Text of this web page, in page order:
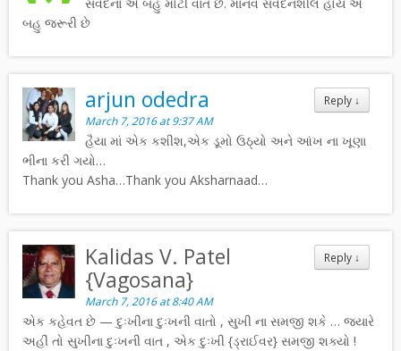
બહુ જરૂરી છે
Reply ↓
arjun odedra
March 7, 2016 at 9:37 AM
હૈયા માં એક કશીશ,એક ડૂમો ઉઠ્યો અને આંખ ના ખૂણા
ભીના કરી ગયો…
Thank you Asha…Thank you Aksharnaad…
Reply ↓
Kalidas V. Patel
{Vagosana}
March 7, 2016 at 8:40 AM
એક કહેવત છે — દુઃખીના દુઃખની વાતો , સુખી ના સમજી શકે … જ્યારે
અહીં તો સુખીના દુઃખની વાત , એક દુઃખી {ડ્રાઈવર} સમજી શક્યો !